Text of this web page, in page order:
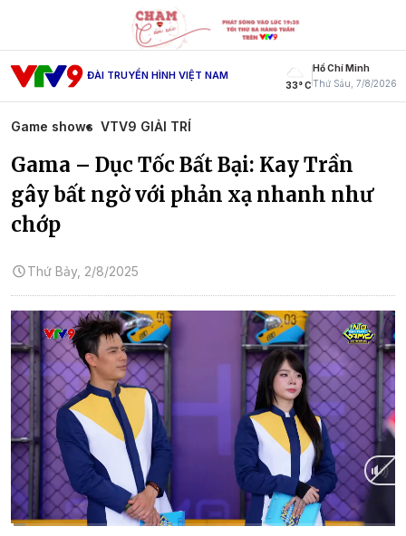
ĐÀI TRUYỀN HÌNH VIỆT NAM
33° C
Hồ Chí Minh
Thứ Sáu, 7/8/2026
Game shows VTV9 GIẢI TRÍ
Gama – Dục Tốc Bất Bại: Kay Trần
gây bất ngờ với phản xạ nhanh như
chớp
Thứ Bảy, 2/8/2025